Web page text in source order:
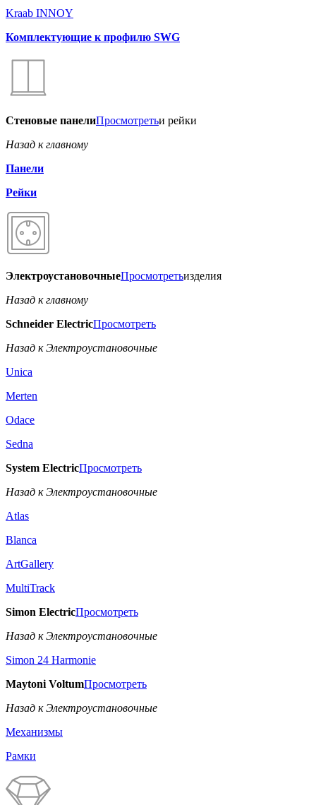
Kraab INNOY
Комплектующие к профилю SWG
Стеновые панелиПросмотретьи рейки
Назад к главному
Панели
Рейки
ЭлектроустановочныеПросмотретьизделия
Назад к главному
Schneider ElectricПросмотреть
Назад к Электроустановочные
Unica
Merten
Odace
Sedna
System ElectricПросмотреть
Назад к Электроустановочные
Atlas
Blanca
ArtGallery
MultiTrack
Simon ElectricПросмотреть
Назад к Электроустановочные
Simon 24 Harmonie
Maytoni VoltumПросмотреть
Назад к Электроустановочные
Механизмы
Рамки